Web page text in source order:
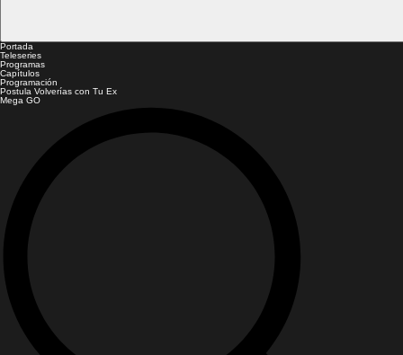
Portada
Teleseries
Programas
Capítulos
Programación
Postula Volverías con Tu Ex
Mega GO